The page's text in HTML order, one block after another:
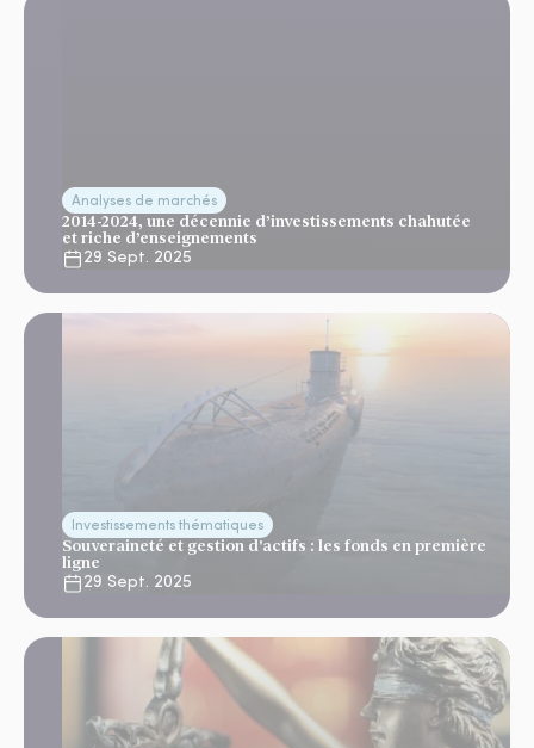
Analyses de marchés
2014-2024, une décennie d’investissements chahutée
et riche d’enseignements
29 Sept. 2025
Investissements thématiques
Souveraineté et gestion d'actifs : les fonds en première
ligne
29 Sept. 2025